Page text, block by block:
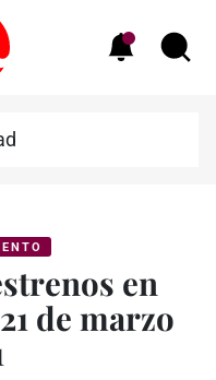
en
de marzo